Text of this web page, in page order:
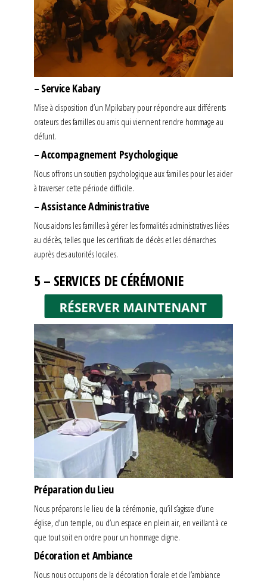
– Service Kabary
Mise à disposition d’un Mpikabary pour répondre aux différents
orateurs des familles ou amis qui viennent rendre hommage au
défunt.
– Accompagnement Psychologique
Nous offrons un soutien psychologique aux familles pour les aider
à traverser cette période difficile.
– Assistance Administrative
Nous aidons les familles à gérer les formalités administratives liées
au décès, telles que les certificats de décès et les démarches
auprès des autorités locales.
5 – SERVICES DE CÉRÉMONIE
Préparation du Lieu
Nous préparons le lieu de la cérémonie, qu’il s’agisse d’une
église, d’un temple, ou d’un espace en plein air, en veillant à ce
que tout soit en ordre pour un hommage digne.
Décoration et Ambiance
Nous nous occupons de la décoration florale et de l’ambiance